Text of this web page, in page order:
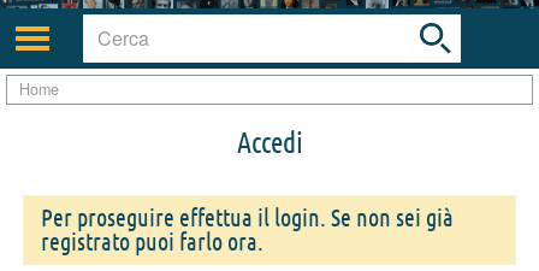
Attiva/disattiva
navigazione
bar
Home
Accedi
Per proseguire effettua il login. Se non sei già
registrato puoi farlo ora.